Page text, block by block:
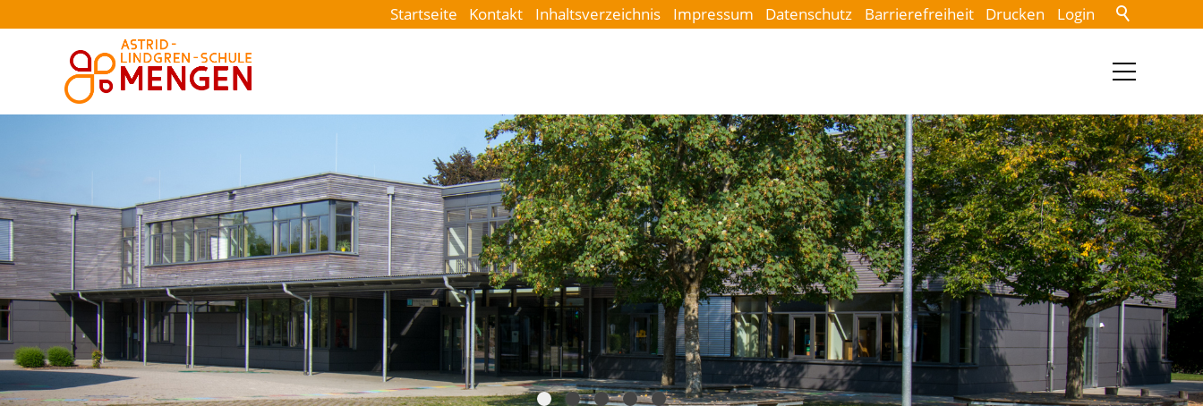
Startseite Kontakt Inhaltsverzeichnis Impressum Datenschutz Barrierefreiheit Drucken Login
Schule
Schüler
Schul-Team
Eltern